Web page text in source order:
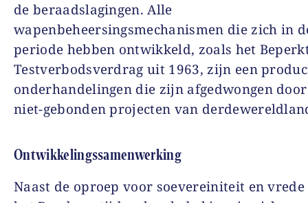
de beraadslagingen. Alle
wapenbeheersingsmechanismen die zich in
periode hebben ontwikkeld, zoals het
Testverbodsverdrag uit 1963, zijn een
onderhandelingen die zijn afgedwongen
niet-gebonden projecten van
Ontwikkelingssamenwerking
Naast de oproep voor soevereiniteit en